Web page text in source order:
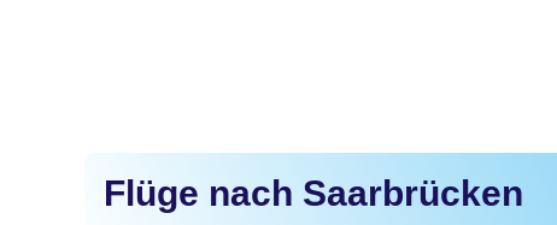
Flüge nach Saarbrücken